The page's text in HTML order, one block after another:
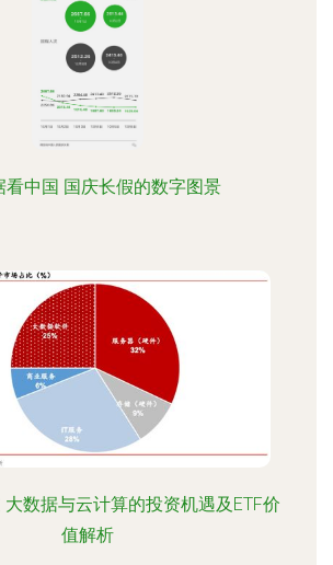
看中国 国庆长假的数字图景
数据与云计算的投资机遇及ETF价
值解析